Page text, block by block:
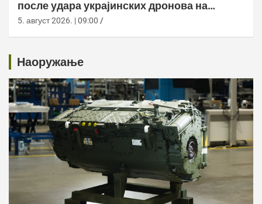
после удара украјинских дронова на
складишта у Русији
5. август 2026. | 09:00
Наоружање